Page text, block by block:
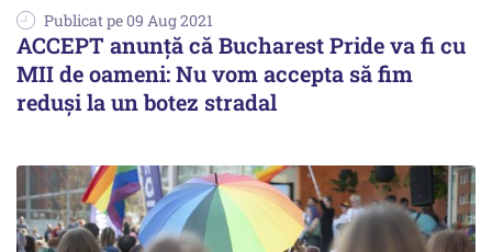
Publicat pe 09 Aug 2021
ACCEPT anunță că Bucharest Pride va fi cu
MII de oameni: Nu vom accepta să fim
reduși la un botez stradal